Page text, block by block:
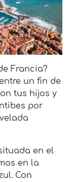
Francia?
un fin de
tus hijos y
por
en el
en la
Con